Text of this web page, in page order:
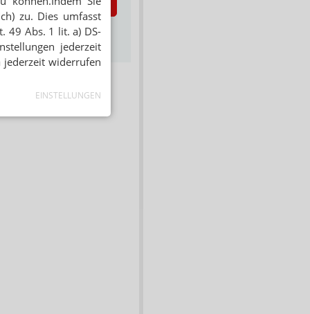
zu. Dies umfasst
49 Abs. 1 lit. a) DS-
jederzeit
jederzeit widerrufen
EINSTELLUNGEN
abonnieren
zum Newsletter &